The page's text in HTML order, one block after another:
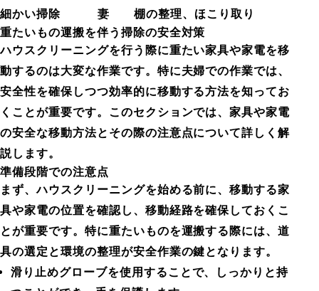
細かい掃除
妻
棚の整理、ほこり取り
重たいもの運搬を伴う掃除の安全対策
ハウスクリーニングを行う際に重たい家具や家電を移
動するのは大変な作業です。特に夫婦での作業では、
安全性を確保しつつ効率的に移動する方法を知ってお
くことが重要です。このセクションでは、家具や家電
の安全な移動方法とその際の注意点について詳しく解
説します。
準備段階での注意点
まず、ハウスクリーニングを始める前に、移動する家
具や家電の位置を確認し、移動経路を確保しておくこ
とが重要です。特に重たいものを運搬する際には、道
具の選定と環境の整理が安全作業の鍵となります。
滑り止めグローブを使用することで、しっかりと持